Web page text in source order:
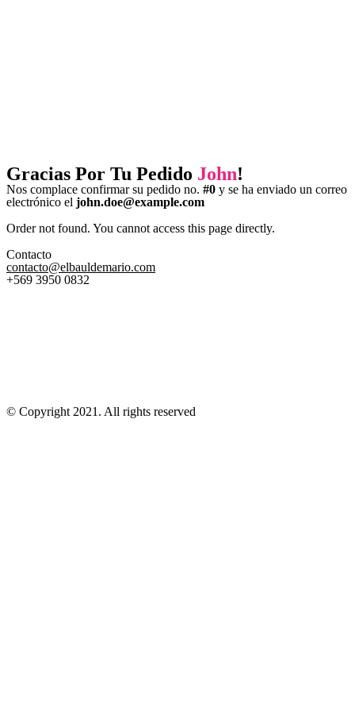
Gracias Por Tu Pedido John!
Nos complace confirmar su pedido no. #0 y se ha enviado un correo
electrónico el john.doe@example.com
Order not found. You cannot access this page directly.
Contacto
contacto@elbauldemario.com
+569 3950 0832
© Copyright 2021. All rights reserved